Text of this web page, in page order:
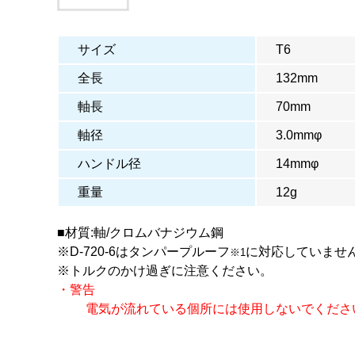
サイズ T6
全長 132mm
軸長 70mm
軸径 3.0mmφ
ハンドル径 14mmφ
重量 12g
■材質:軸/クロムバナジウム鋼
※D-720-6はタンパープルーフ ※1に対応していませ
※トルクのかけ過ぎに注意ください。
・警告
電気が流れている個所には使用しないでくださ